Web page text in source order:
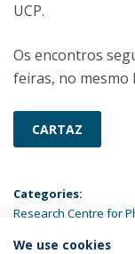
UCP.
Os encontros
feiras, no mesmo
CARTAZ
Categories:
Research Centre for
We use cookies